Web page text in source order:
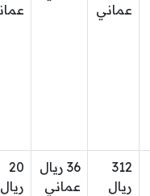
عماني
312
ريال
36 ريال
عماني
20
ريال